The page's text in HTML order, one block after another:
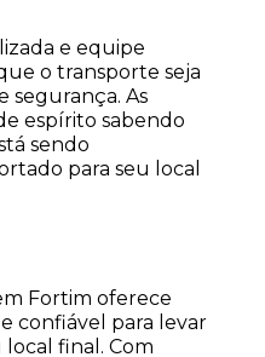
e equipe
o transporte seja
segurança. As
espírito sabendo
sendo
para seu local
Fortim oferece
confiável para levar
final. Com